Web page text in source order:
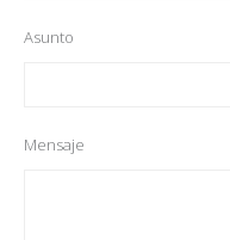
Asunto
Mensaje